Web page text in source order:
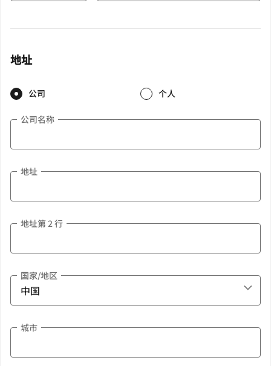
地址
公司 个人
公司名称
地址
地址第 2 行
国家/地区
城市